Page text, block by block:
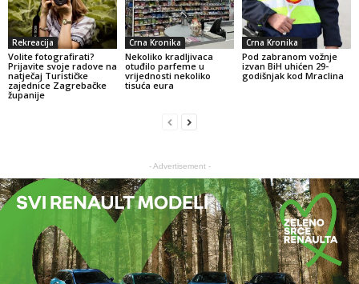
Rekreacija
Volite fotografirati?
Prijavite svoje radove na
natječaj Turističke
zajednice Zagrebačke
županije
Crna Kronika
Nekoliko kradljivaca
otuđilo parfeme u
vrijednosti nekoliko
tisuća eura
Crna Kronika
Pod zabranom vožnje
izvan BiH uhićen 29-
godišnjak kod Mraclina
- Advertisement -